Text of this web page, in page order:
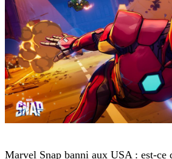
Marvel Snap banni aux USA : est-ce